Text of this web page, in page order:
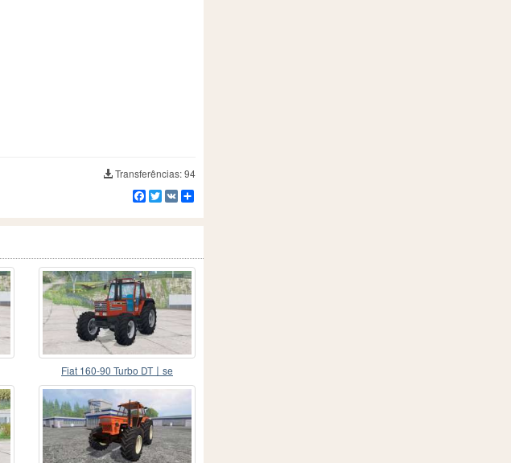
Transferências: 94
Facebook
Twitter
VK
Fiat 160-90 Turbo DT〡se